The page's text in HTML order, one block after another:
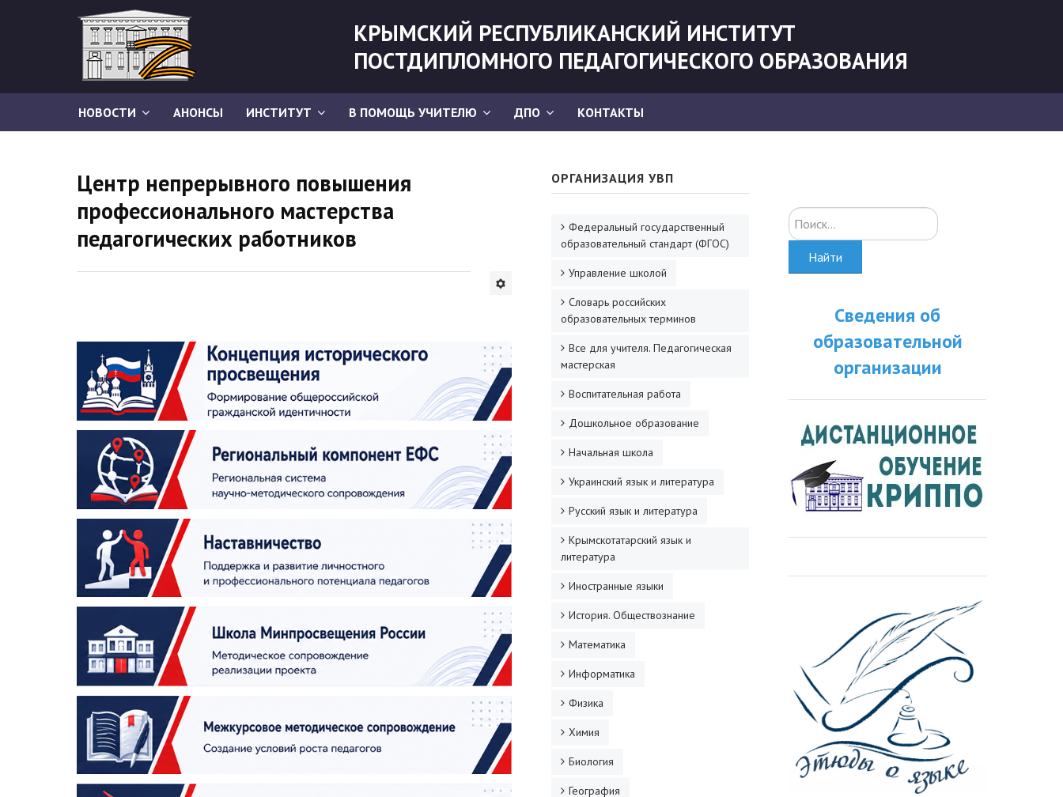
КРЫМСКИЙ РЕСПУБЛИКАНСКИЙ ИНСТИТУТ
ПОСТДИПЛОМНОГО ПЕДАГОГИЧЕСКОГО ОБРАЗОВАНИЯ
НОВОСТИ АНОНСЫ ИНСТИТУТ В ПОМОЩЬ УЧИТЕЛЮ ДПО КОНТАКТЫ
Центр непрерывного повышения
профессионального мастерства
педагогических работников
ОРГАНИЗАЦИЯ УВП
Федеральный государственный
образовательный стандарт (ФГОС)
Управление школой
Словарь российских
образовательных терминов
Все для учителя. Педагогическая
мастерская
Воспитательная работа
Дошкольное образование
Начальная школа
Украинский язык и литература
Русский язык и литература
Крымскотатарский язык и
литература
Иностранные языки
История. Обществознание
Математика
Информатика
Физика
Химия
Биология
География
Искать...
Найти
Сведения об
образовательной
организации